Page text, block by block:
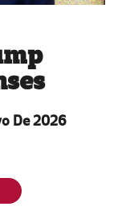
De 2026